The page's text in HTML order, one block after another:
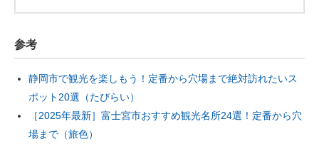
参考
静岡市で観光を楽しもう！定番から穴場まで絶対訪れたいス
ポット20選（たびらい）
［2025年最新］富士宮市おすすめ観光名所24選！定番から穴
場まで（旅色）